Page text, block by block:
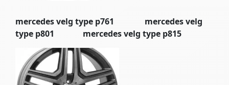
mercedes velg type p761 mercedes velg
type p801 mercedes velg type p815